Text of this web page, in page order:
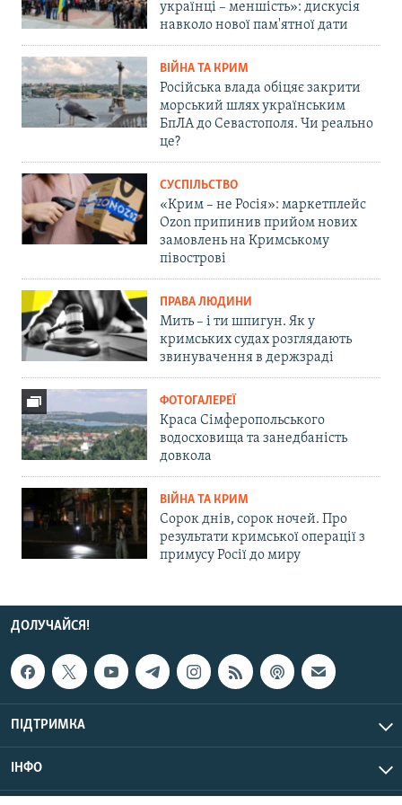
українці – меншість»: дискусія
навколо нової пам'ятної дати
ВІЙНА ТА КРИМ
Російська влада обіцяє закрити
морський шлях українським
БпЛА до Севастополя. Чи реально
це?
СУСПІЛЬСТВО
«Крим – не Росія»: маркетплейс
Ozon припинив прийом нових
замовлень на Кримському
півострові
ПРАВА ЛЮДИНИ
Мить – і ти шпигун. Як у
кримських судах розглядають
звинувачення в держзраді
ФОТОГАЛЕРЕЇ
Краса Сімферопольського
водосховища та занедбаність
довкола
ВІЙНА ТА КРИМ
Сорок днів, сорок ночей. Про
результати кримської операції з
примусу Росії до миру
ДОЛУЧАЙСЯ!
ПІДТРИМКА
ІНФО